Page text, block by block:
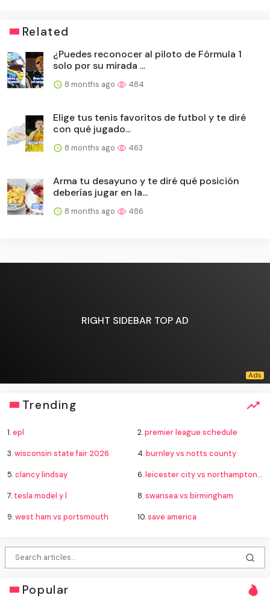
Related
¿Puedes reconocer al piloto de Fórmula 1
solo por su mirada ...
8 months ago 484
Elige tus tenis favoritos de futbol y te diré
con qué jugado...
8 months ago 463
Arma tu desayuno y te diré qué posición
deberías jugar en la...
8 months ago 486
RIGHT SIDEBAR TOP AD
Trending
1.epl 2.premier league schedule
3.wisconsin state fair 2026 4.burnley vs notts county
5.clancy lindsay 6.leicester city vs northampton town
7. tesla model y l 8.swansea vs birmingham
9.west ham vs portsmouth 10.save america
Popular